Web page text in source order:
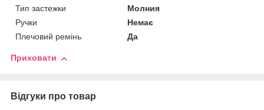
Тип застежки
Молния
Ручки
Немає
Плечовий ремінь
Да
Приховати
Відгуки про товар